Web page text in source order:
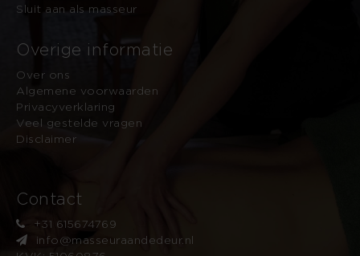
Sluit aan als masseur
Overige informatie
Over ons
Algemene voorwaarden
Privacyverklaring
Veel gestelde vragen
Disclaimer
Contact
+31 615674769
info@masseuraandedeur.nl